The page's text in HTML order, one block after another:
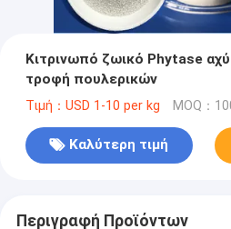
Κιτρινωπό ζωικό Phytase
τροφή πουλερικών
Τιμή：USD 1-10 per kg MOQ：
Καλύτερη τιμή
Περιγραφή Προϊόντων